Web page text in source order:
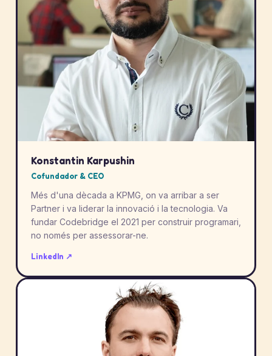
Konstantin Karpushin
Cofundador & CEO
Més d'una dècada a KPMG, on va arribar a ser
Partner i va liderar la innovació i la tecnologia. Va
fundar Codebridge el 2021 per construir programari,
no només per assessorar-ne.
LinkedIn ↗